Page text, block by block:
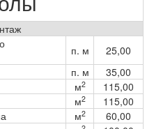
п. м
25,00
п. м
35,00
м2
115,00
м2
115,00
м2
60,00